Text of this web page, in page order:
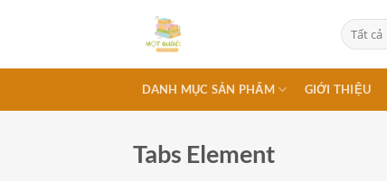
DANH MỤC SẢN PHẨM GIỚI THIỆU
Tabs Element